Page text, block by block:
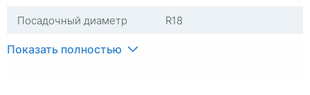
Посадочный диаметр
R18
Сверловка
Показать полностью